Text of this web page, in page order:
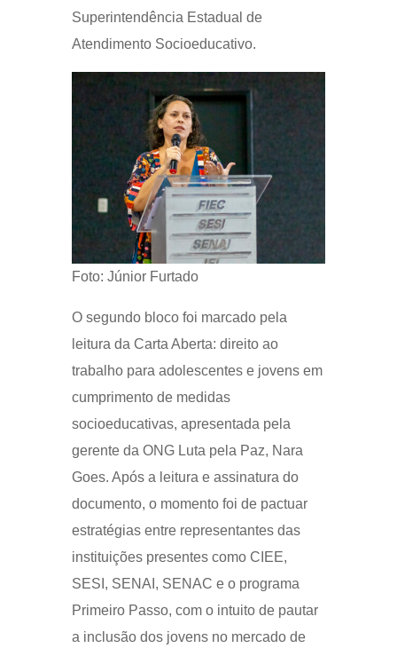
Superintendência Estadual de
Atendimento Socioeducativo.
Foto: Júnior Furtado
O segundo bloco foi marcado pela
leitura da Carta Aberta: direito ao
trabalho para adolescentes e jovens em
cumprimento de medidas
socioeducativas, apresentada pela
gerente da ONG Luta pela Paz, Nara
Goes. Após a leitura e assinatura do
documento, o momento foi de pactuar
estratégias entre representantes das
instituições presentes como CIEE,
SESI, SENAI, SENAC e o programa
Primeiro Passo, com o intuito de pautar
a inclusão dos jovens no mercado de